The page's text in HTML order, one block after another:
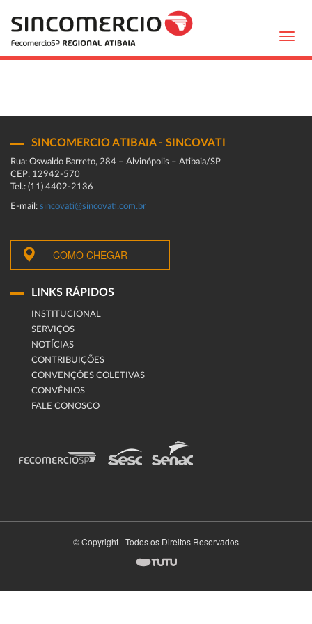
SINCOMERCIO ATIBAIA - SINCOVATI
Rua: Oswaldo Barreto, 284 – Alvinópolis – Atibaia/SP
CEP: 12942-570
Tel.: (11) 4402-2136
E-mail: sincovati@sincovati.com.br
COMO CHEGAR
LINKS RÁPIDOS
INSTITUCIONAL
SERVIÇOS
NOTÍCIAS
CONTRIBUIÇÕES
CONVENÇÕES COLETIVAS
CONVÊNIOS
FALE CONOSCO
© Copyright - Todos os Direitos Reservados